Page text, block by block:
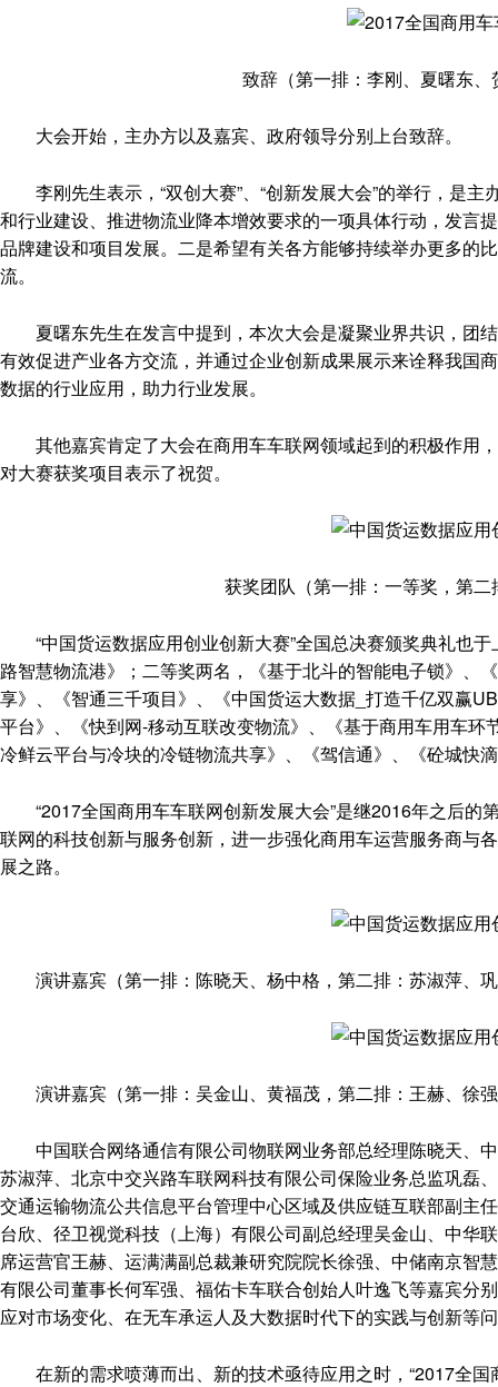
致辞（第一排：李刚、夏曙东
大会开始，主办方以及嘉宾、政府领导分别上台致辞。
李刚先生表示，“双创大赛”、“创新发展大会”的举行，是主
和行业建设、推进物流业降本增效要求的一项具体行动，发言
品牌建设和项目发展。二是希望有关各方能够持续举办更多的
流。
夏曙东先生在发言中提到，本次大会是凝聚业界共识，团
有效促进产业各方交流，并通过企业创新成果展示来诠释我国
数据的行业应用，助力行业发展。
其他嘉宾肯定了大会在商用车车联网领域起到的积极作用
对大赛获奖项目表示了祝贺。
获奖团队（第一排：一等奖，第二
“中国货运数据应用创业创新大赛”全国总决赛颁奖典礼也
路智慧物流港》；二等奖两名，《基于北斗的智能电子锁》、
享》、《智通三千项目》、《中国货运大数据_打造千亿双赢
平台》、《快到网-移动互联改变物流》、《基于商用车用车
冷鲜云平台与冷块的冷链物流共享》、《驾信通》、《砼城快
“2017全国商用车车联网创新发展大会”是继2016年之后的
联网的科技创新与服务创新，进一步强化商用车运营服务商与
展之路。
演讲嘉宾（第一排：陈晓天、杨中格，第二排：苏淑萍、
演讲嘉宾（第一排：吴金山、黄福茂，第二排：王赫、徐
中国联合网络通信有限公司物联网业务部总经理陈晓天、
苏淑萍、北京中交兴路车联网科技有限公司保险业务总监巩磊
交通运输物流公共信息平台管理中心区域及供应链互联部副主
台欣、径卫视觉科技（上海）有限公司副总经理吴金山、中华
席运营官王赫、运满满副总裁兼研究院院长徐强、中储南京智
有限公司董事长何军强、福佑卡车联合创始人叶逸飞等嘉宾分
应对市场变化、在无车承运人及大数据时代下的实践与创新等
在新的需求喷薄而出、新的技术亟待应用之时，“2017全国